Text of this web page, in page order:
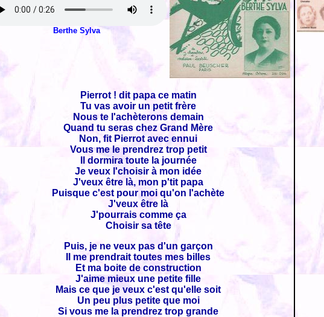
Berthe Sylva
Pierrot ! dit papa ce matin
Tu vas avoir un petit frère
Nous te l'achèterons demain
Quand tu seras chez Grand Mère
Non, fit Pierrot avec ennui
Vous me le prendrez trop petit
Il dormira toute la journée
Je veux l'choisir à mon idée
J'veux être là, mon p'tit papa
Puisque c'est pour moi qu'on l'achète
J'veux être là
J'pourrais comme ça
Choisir sa tête
Puis, je ne veux pas d'un garçon
Il me prendrait toutes mes billes
Et ma boite de construction
J'aime mieux une petite fille
Mais ce que je veux c'est qu'elle soit
Un peu plus petite que moi
Si vous me la prendrez trop grande